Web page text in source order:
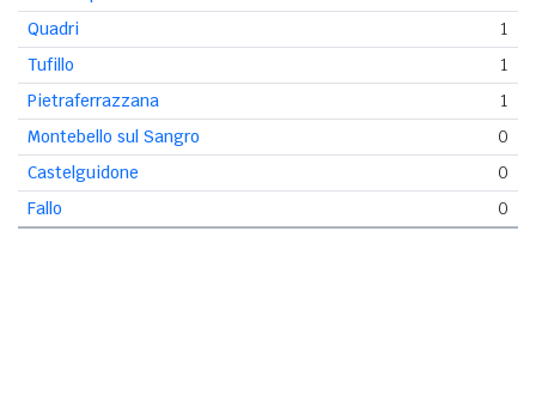
Quadri
1
Tufillo
1
Pietraferrazzana
1
Montebello sul Sangro
0
Castelguidone
0
Fallo
0